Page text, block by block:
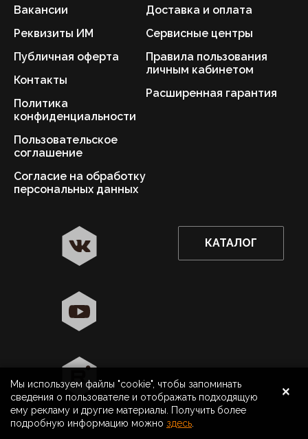
8 800 500 40 40 Астрахань
Да
Поиск
Вакансии
Реквизиты ИМ
Публичная оферта
Контакты
Политика
конфиденциальности
Пользовательское
соглашение
Согласие на обработку
персональных данных
Доставка и оплата
Сервисные центры
Правила пользования
личным кабинетом
Расширенная гарантия
КАТАЛОГ
Мы используем файлы "cookie", чтобы запоминать
сведения о пользователе и отображать подходящую
ему рекламу и другие материалы. Получить более
подробную информацию можно здесь
×